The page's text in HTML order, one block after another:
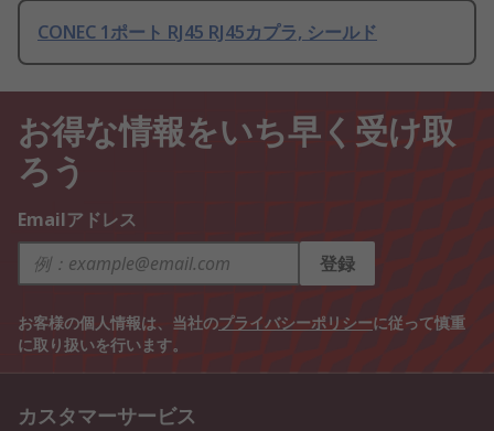
CONEC 1ポート RJ45 RJ45カプラ, シールド
お得な情報をいち早く受け取
ろう
Emailアドレス
登録
お客様の個人情報は、当社のプライバシーポリシーに従って慎重
に取り扱いを行います。
カスタマーサービス